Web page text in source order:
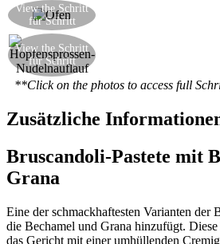
View the Schritt
für Schritt
View the Schritt
für Schritt
**Click on the photos to access full
Zusätzliche
Bruscandoli-Pastete mit
Grana
Eine der schmackhaftesten Varianten der
die Bechamel und Grana hinzufügt.
das Gericht mit einer umhüllenden